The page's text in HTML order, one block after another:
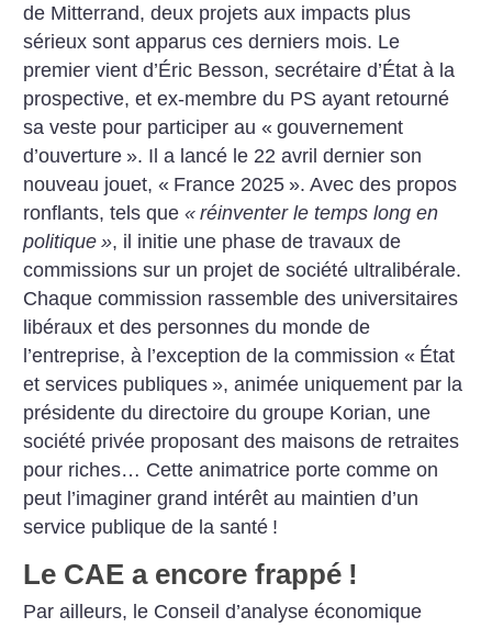
de Mitterrand, deux projets aux impacts plus
sérieux sont apparus ces derniers mois. Le
premier vient d’Éric Besson, secrétaire d’État à la
prospective, et ex-membre du PS ayant retourné
sa veste pour participer au « gouvernement
d’ouverture ». Il a lancé le 22 avril dernier son
nouveau jouet, « France 2025 ». Avec des propos
ronflants, tels que« réinventer le temps long en
politique », il initie une phase de travaux de
commissions sur un projet de société ultralibérale.
Chaque commission rassemble des universitaires
libéraux et des personnes du monde de
l’entreprise, à l’exception de la commission « État
et services publiques », animée uniquement par la
présidente du directoire du groupe Korian, une
société privée proposant des maisons de retraites
pour riches… Cette animatrice porte comme on
peut l’imaginer grand intérêt au maintien d’un
service publique de la santé !
Le CAE a encore frappé !
Par ailleurs, le Conseil d’analyse économique